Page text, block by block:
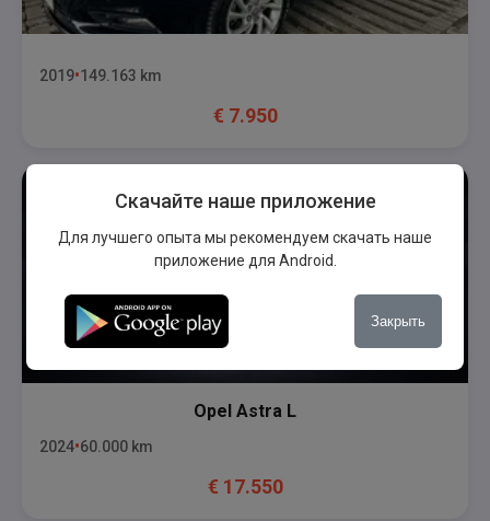
2019 149.163 km
€ 7.950
Opel Astra L
2024 60.000 km
€ 17.550
Скачайте наше приложение
Для лучшего опыта мы рекомендуем скачать наше
приложение для Android.
Закрыть